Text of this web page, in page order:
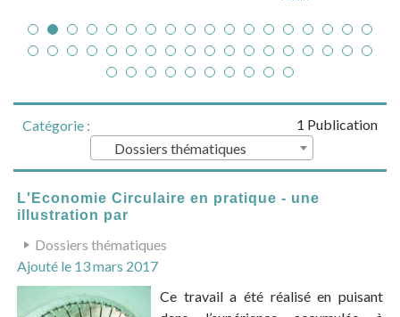
1 Publication
Catégorie :
Dossiers thématiques
L'Economie Circulaire en pratique - une
illustration par
Dossiers thématiques
Ajouté le 13 mars 2017
Ce travail a été réalisé en puisant